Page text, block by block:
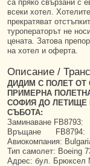
са пряко свързани с
всеки хотел.
прекратяват
туроператорът не
цената. Затова
на хотел и оферта.
Описание /
ДИДИМ С ПОЛЕТ
ПРИМЕРНА
СОФИЯ ДО ЛЕТИЩЕ
СЪБОТА:
Заминаване
Връщане
Авиокомпания:
Тип самолет: Boeing
Адрес: бул. Брюксел